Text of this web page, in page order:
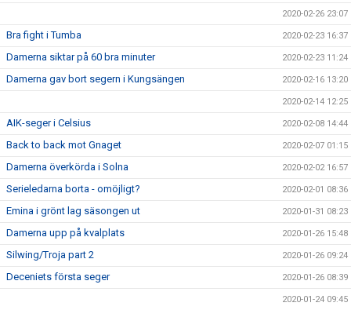
2020-02-26 23:07
Bra fight i Tumba 2020-02-23 16:37
Damerna siktar på 60 bra minuter 2020-02-23 11:24
Damerna gav bort segern i Kungsängen 2020-02-16 13:20
2020-02-14 12:25
AIK-seger i Celsius 2020-02-08 14:44
Back to back mot Gnaget 2020-02-07 01:15
Damerna överkörda i Solna 2020-02-02 16:57
Serieledarna borta - omöjligt? 2020-02-01 08:36
Emina i grönt lag säsongen ut 2020-01-31 08:23
Damerna upp på kvalplats 2020-01-26 15:48
Silwing/Troja part 2 2020-01-26 09:24
Deceniets första seger 2020-01-26 08:39
2020-01-24 09:45